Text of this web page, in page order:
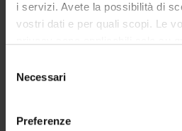
i servizi. Avete la possibilità di
vostri dati e per quali scopi. Le
modificare o revocare il proprio
momento dalla Dichiarazione
delNecessari
Preferenze
OFFERTA FORMATIVA
CORSI DI LAUREA
CORSI DI LAUREA MAGISTRALE